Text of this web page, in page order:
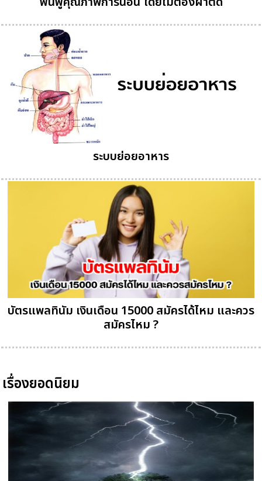
ระบบย่อยอาหาร
บัตรแพลทินัม เงินเดือน 15000 สมัครได้ไหม และควร
สมัครไหม ?
เรื่องยอดนิยม